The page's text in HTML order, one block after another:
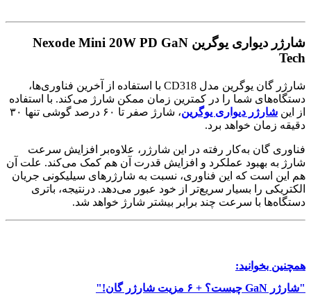
شارژر دیواری یوگرین Nexode Mini 20W PD GaN
Tech
شارژر گان یوگرین مدل CD318 با استفاده از آخرین فناوری‌ها،
دستگاه‌های شما را در کمترین زمان ممکن شارژ می‌کند. با استفاده
از این شارژر دیواری یوگرین
، شارژ صفر تا ۶۰ درصد گوشی تنها ۳۰
دقیقه زمان خواهد برد.
فناوری گان به‌کار رفته در این شارژر، علاوه‌بر افزایش سرعت
شارژ به بهبود عملکرد و افزایش قدرت آن هم کمک می‌کند. علت آن
هم این است که این فناوری، نسبت به شارژرهای سیلیکونی جریان
الکتریکی را بسیار سریع‌تر از خود عبور می‌دهد. درنتیجه، باتری
دستگاه‌ها با سرعت چند برابر بیشتر شارژ خواهد شد.
همچنین بخوانید:
"شارژر GaN چیست؟ + ۶ مزیت شارژر گان!"